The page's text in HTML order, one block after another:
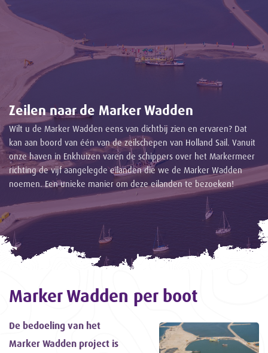
Zeilen naar de Marker Wadden
Wilt u de Marker Wadden eens van dichtbij zien en ervaren? Dat
kan aan boord van één van de zeilschepen van Holland Sail. Vanuit
onze haven in Enkhuizen varen de schippers over het Markermeer
richting de vijf aangelegde eilanden die we de Marker Wadden
noemen. Een unieke manier om deze eilanden te bezoeken!
Marker Wadden per boot
De bedoeling van het
Marker Wadden project is